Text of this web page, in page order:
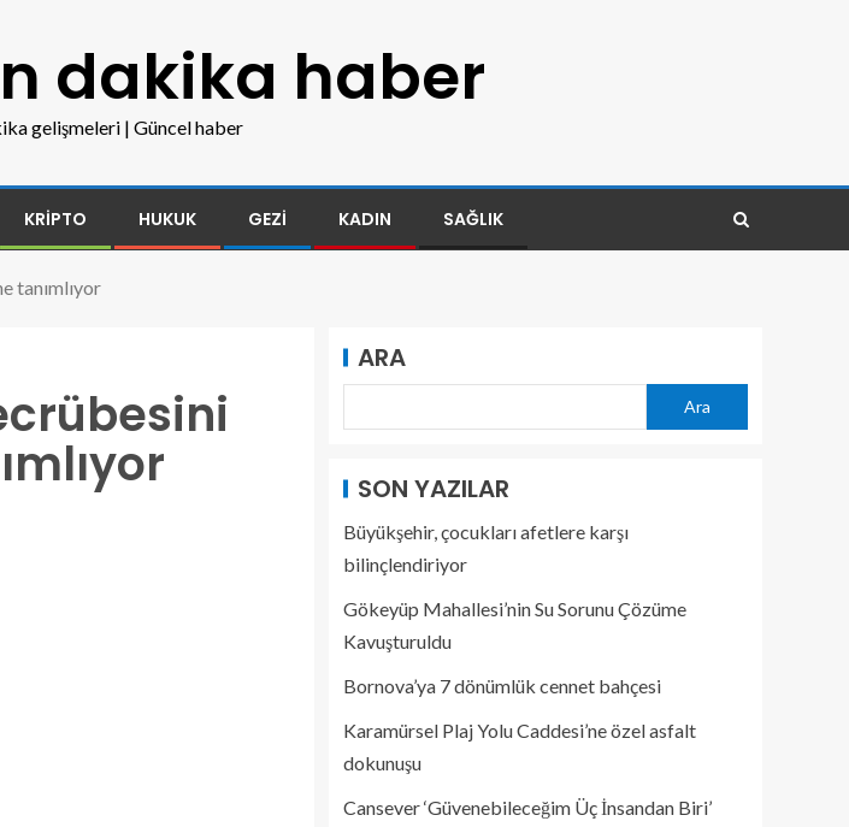
dakika haber
gelişmeleri | Güncel haber
KRIPTO HUKUK GEZI KADIN SAĞLIK
tanımlıyor
ARA
Ara
SON YAZILAR
Büyükşehir, çocukları afetlere karşı
bilinçlendiriyor
Gökeyüp Mahallesi’nin Su Sorunu Çözüme
Kavuşturuldu
Bornova’ya 7 dönümlük cennet bahçesi
Karamürsel Plaj Yolu Caddesi’ne özel asfalt
dokunuşu
Cansever ‘Güvenebileceğim Üç İnsandan Biri’